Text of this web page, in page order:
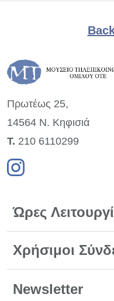
Πρωτέως 25,
14564 Ν. Κηφισιά
Τ. 210 6110299
Ώρες
Χρήσιμοι
Newsletter